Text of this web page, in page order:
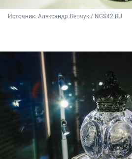
Источник: Александр Левчук / NGS42.RU